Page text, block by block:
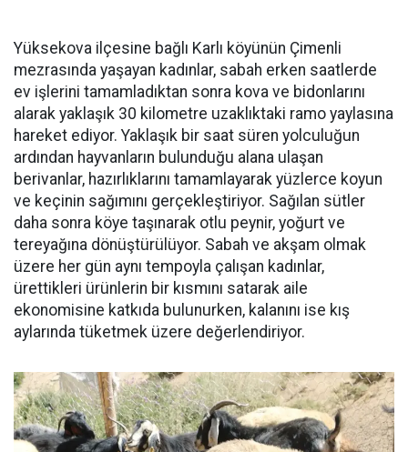
Yüksekova ilçesine bağlı Karlı köyünün Çimenli
mezrasında yaşayan kadınlar, sabah erken saatlerde
ev işlerini tamamladıktan sonra kova ve bidonlarını
alarak yaklaşık 30 kilometre uzaklıktaki ramo yaylasına
hareket ediyor. Yaklaşık bir saat süren yolculuğun
ardından hayvanların bulunduğu alana ulaşan
berivanlar, hazırlıklarını tamamlayarak yüzlerce koyun
ve keçinin sağımını gerçekleştiriyor. Sağılan sütler
daha sonra köye taşınarak otlu peynir, yoğurt ve
tereyağına dönüştürülüyor. Sabah ve akşam olmak
üzere her gün aynı tempoyla çalışan kadınlar,
ürettikleri ürünlerin bir kısmını satarak aile
ekonomisine katkıda bulunurken, kalanını ise kış
aylarında tüketmek üzere değerlendiriyor.